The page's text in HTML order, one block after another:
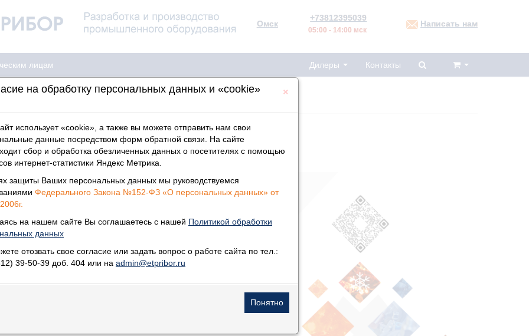
×
на обработку персональных данных и «cookie»
использует «cookie», а также вы можете отправить нам свои
данные посредством форм обратной связи. На сайте
сбор и обработка обезличенных данных о посетителях с помощью
интернет-статистики Яндекс Метрика.
защиты Ваших персональных данных мы руководствуемся
Федерального Закона №152-ФЗ «О персональных данных» от
на нашем сайте Вы соглашаетесь с нашей Политикой обработки
данных
отозвать свое согласие или задать вопрос о работе сайта по тел.:
39-50-39 доб. 404 или на admin@etpribor.ru
Омск
+73812395039
05:00 - 14:00 мск
Написать нам
лицам Дилеры Контакты
годом!